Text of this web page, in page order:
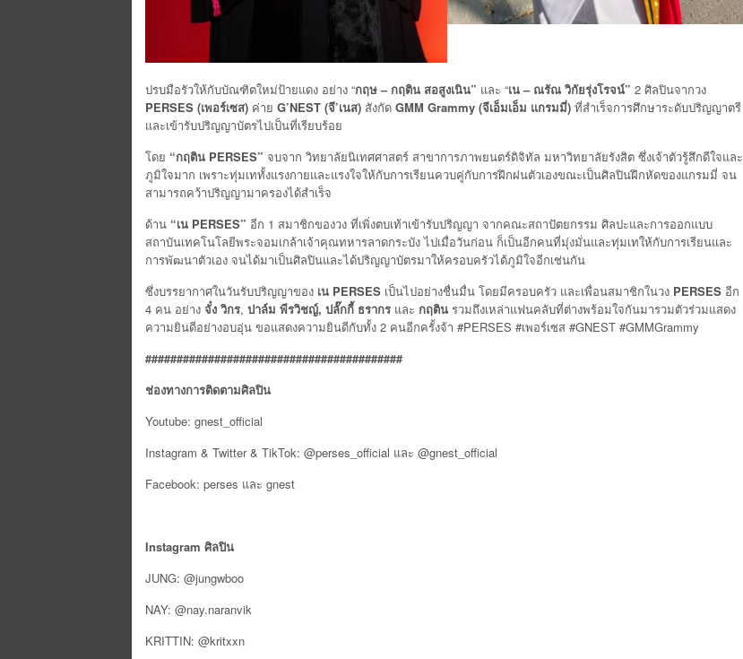
ปรบมือรัวให้กับบัณฑิตใหม่ป้ายแดง อย่าง “กฤษ – กฤติน สอสูงเนิน” และ “เน – ณรัณ วิกัยรุ่งโรจน์” 2 ศิลปินจากวง
PERSES (เพอร์เซส) ค่าย G’NEST (จี’เนส) สังกัด GMM Grammy (จีเอ็มเอ็ม แกรมมี่) ที่สำเร็จการศึกษาระดับปริญญาตรี
และเข้ารับปริญญาบัตรไปเป็นที่เรียบร้อย
โดย “กฤติน PERSES” จบจาก วิทยาลัยนิเทศศาสตร์ สาขาการภาพยนตร์ดิจิทัล มหาวิทยาลัยรังสิต ซึ่งเจ้าตัวรู้สึกดีใจและ
ภูมิใจมาก เพราะทุ่มเททั้งแรงกายและแรงใจให้กับการเรียนควบคู่กับการฝึกฝนตัวเองขณะเป็นศิลปินฝึกหัดของแกรมมี่ จน
สามารถคว้าปริญญามาครองได้สำเร็จ
ด้าน “เน PERSES” อีก 1 สมาชิกของวง ที่เพิ่งตบเท้าเข้ารับปริญญา จากคณะสถาปัตยกรรม ศิลปะและการออกแบบ
สถาบันเทคโนโลยีพระจอมเกล้าเจ้าคุณทหารลาดกระบัง ไปเมื่อวันก่อน ก็เป็นอีกคนที่มุ่งมั่นและทุ่มเทให้กับการเรียนและ
การพัฒนาตัวเอง จนได้มาเป็นศิลปินและได้ปริญญาบัตรมาให้ครอบครัวได้ภูมิใจอีกเช่นกัน
ซึ่งบรรยากาศในวันรับปริญญาของ เน PERSES เป็นไปอย่างชื่นมื่น โดยมีครอบครัว และเพื่อนสมาชิกในวง PERSES อีก
4 คน อย่าง จั๋ง วิกร, ปาล์ม พีรวิชญ์, ปลั๊กกี้ ธรากร และ กฤติน รวมถึงเหล่าแฟนคลับที่ต่างพร้อมใจกันมารวมตัวร่วมแสดง
ความยินดีอย่างอบอุ่น ขอแสดงความยินดีกับทั้ง 2 คนอีกครั้งจ้า #PERSES #เพอร์เซส #GNEST #GMMGrammy
#########################################
ช่องทางการติดตามศิลปิน
Youtube: gnest_official
Instagram & Twitter & TikTok: @perses_official และ @gnest_official
Facebook: perses และ gnest
Instagram ศิลปิน
JUNG: @jungwboo
NAY: @nay.naranvik
KRITTIN: @kritxxn